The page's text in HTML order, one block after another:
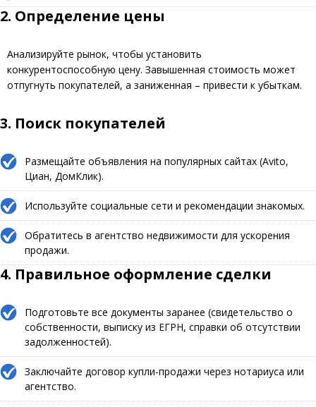
2. Определение цены
Анализируйте рынок, чтобы установить
конкурентоспособную цену. Завышенная стоимость может
отпугнуть покупателей, а заниженная – привести к убыткам.
3. Поиск покупателей
Размещайте объявления на популярных сайтах (Avito,
Циан, ДомКлик).
Используйте социальные сети и рекомендации знакомых.
Обратитесь в агентство недвижимости для ускорения
продажи.
4. Правильное оформление сделки
Подготовьте все документы заранее (свидетельство о
собственности, выписку из ЕГРН, справки об отсутствии
задолженностей).
Заключайте договор купли-продажи через нотариуса или
агентство.